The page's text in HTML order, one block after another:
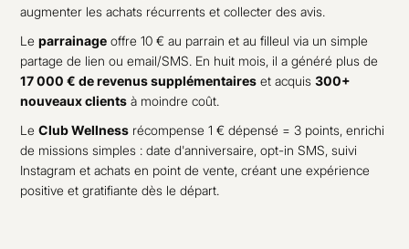
augmenter les achats récurrents et collecter des avis.
Leparrainage offre 10 € au parrain et au filleul via un simple
partage de lien ou email/SMS. En huit mois, il a généré plus de
17 000 € de revenus supplémentaires et acquis300+
nouveaux clients à moindre coût.
LeClub Wellness récompense 1 € dépensé = 3 points, enrichi
de missions simples : date d'anniversaire, opt-in SMS, suivi
Instagram et achats en point de vente, créant une expérience
positive et gratifiante dès le départ.